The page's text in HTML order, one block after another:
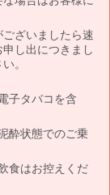
ざいましたら速
し出につきまし
。
子タバコを含
酔状態でのご乗
食はお控えくだ